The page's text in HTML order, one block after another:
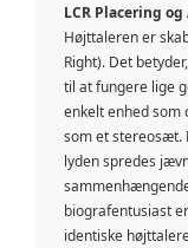
LCR Placering
Højttaleren er
Right). Det
til at fungere lige
enkelt enhed som
som et stereosæt.
lyden spredes
biografentusiast
identiske